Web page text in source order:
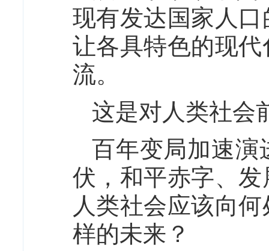
现有发达国家人
让各具特色的现
流。
这是对人类社
百年变局加速演
伏，和平赤字、
人类社会应该向
样的未来？